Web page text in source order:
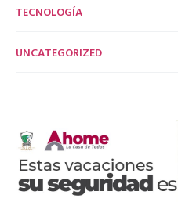
TECNOLOGÍA
UNCATEGORIZED